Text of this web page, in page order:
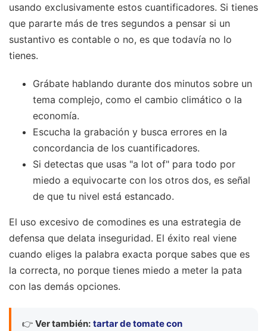
usando exclusivamente estos cuantificadores. Si tienes
que pararte más de tres segundos a pensar si un
sustantivo es contable o no, es que todavía no lo
tienes.
Grábate hablando durante dos minutos sobre un
tema complejo, como el cambio climático o la
economía.
Escucha la grabación y busca errores en la
concordancia de los cuantificadores.
Si detectas que usas "a lot of" para todo por
miedo a equivocarte con los otros dos, es señal
de que tu nivel está estancado.
El uso excesivo de comodines es una estrategia de
defensa que delata inseguridad. El éxito real viene
cuando eliges la palabra exacta porque sabes que es
la correcta, no porque tienes miedo a meter la pata
con las demás opciones.
👉 Ver también: tartar de tomate con